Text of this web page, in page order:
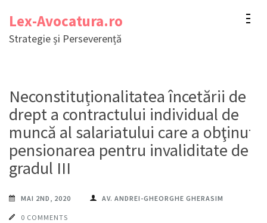
conținut
Lex-Avocatura.ro
Strategie și Perseverență
Neconstituționalitatea încetării de
drept a contractului individual de
muncă al salariatului care a obţinut
pensionarea pentru invaliditate de
gradul III
MAI 2ND, 2020 AV. ANDREI-GHEORGHE GHERASIM
0 COMMENTS